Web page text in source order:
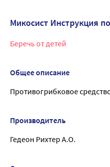
Микосист Инструкция
Беречь от детей
Общее описание
Противогрибковое
Производитель
Гедеон Рихтер А.О.